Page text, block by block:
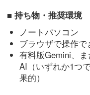
■ 持ち物・推奨環境
ノートパソコン
ブラウザで操作で
有料版Gemini、
AI（いずれか1つ
果的）